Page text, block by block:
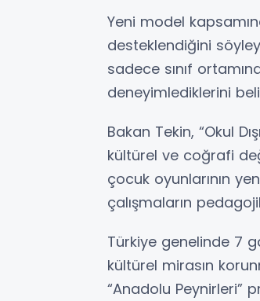
Yeni model
desteklendiğini
sadece sınıf
deneyimlediklerini
Bakan Tekin, “Okul
kültürel ve coğrafi
çocuk oyunlarının
çalışmaların
Türkiye genelinde 7
kültürel mirasın
“Anadolu Peynirleri”